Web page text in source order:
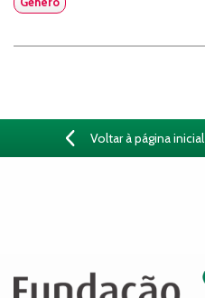
Voltar à página inicial